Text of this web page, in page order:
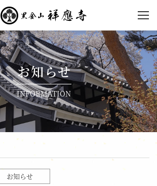
黒金山 祥應寺【公式】
| 東京都国分寺市の黄檗
宗寺院
お知らせ
INFORMATION
お知らせ